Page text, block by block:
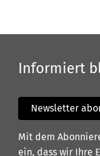
Informiert
Newsletter
Mit dem
ein, dass wir Ihre